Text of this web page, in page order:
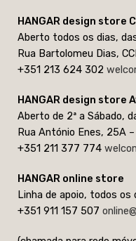
HANGAR design store
Aberto todos os dias,
Rua Bartolomeu Dias,
+351 213 624 302
HANGAR design store
Aberto de 2ª a Sábado,
Rua António Enes, 25A
+351 211 377 774
HANGAR online store
Linha de apoio, todos os
+351 911 157 507